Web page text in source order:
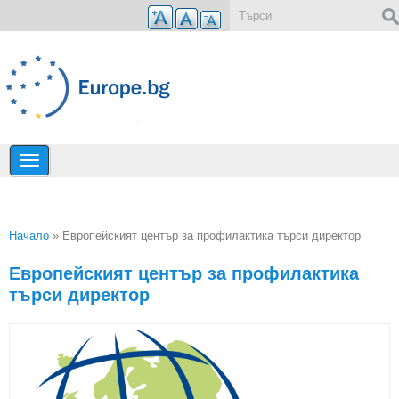
Премини към основното съдържание
Начало » Европейският център за профилактика търси директор
Европейският център за профилактика
търси директор